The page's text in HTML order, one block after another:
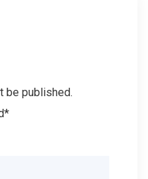
be published.